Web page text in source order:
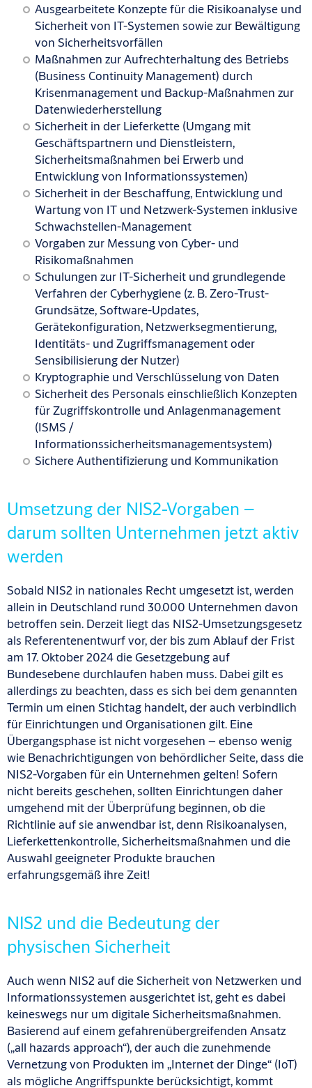
Ausgearbeitete Konzepte für die Risikoanalyse und
Sicherheit von IT-Systemen sowie zur Bewältigung
von Sicherheitsvorfällen
Maßnahmen zur Aufrechterhaltung des Betriebs
(Business Continuity Management) durch
Krisenmanagement und Backup-Maßnahmen zur
Datenwiederherstellung
Sicherheit in der Lieferkette (Umgang mit
Geschäftspartnern und Dienstleistern,
Sicherheitsmaßnahmen bei Erwerb und
Entwicklung von Informationssystemen)
Sicherheit in der Beschaffung, Entwicklung und
Wartung von IT und Netzwerk-Systemen inklusive
Schwachstellen-Management
Vorgaben zur Messung von Cyber- und
Risikomaßnahmen
Schulungen zur IT-Sicherheit und grundlegende
Verfahren der Cyberhygiene (z. B. Zero-Trust-
Grundsätze, Software-Updates,
Gerätekonfiguration, Netzwerksegmentierung,
Identitäts- und Zugriffsmanagement oder
Sensibilisierung der Nutzer)
Kryptographie und Verschlüsselung von Daten
Sicherheit des Personals einschließlich Konzepten
für Zugriffskontrolle und Anlagenmanagement
(ISMS /
Informationssicherheitsmanagementsystem)
Sichere Authentifizierung und Kommunikation
Umsetzung der NIS2-Vorgaben –
darum sollten Unternehmen jetzt aktiv
werden
Sobald NIS2 in nationales Recht umgesetzt ist, werden
allein in Deutschland rund 30.000 Unternehmen davon
betroffen sein. Derzeit liegt das NIS2-Umsetzungsgesetz
als Referentenentwurf vor, der bis zum Ablauf der Frist
am 17. Oktober 2024 die Gesetzgebung auf
Bundesebene durchlaufen haben muss. Dabei gilt es
allerdings zu beachten, dass es sich bei dem genannten
Termin um einen Stichtag handelt, der auch verbindlich
für Einrichtungen und Organisationen gilt. Eine
Übergangsphase ist nicht vorgesehen – ebenso wenig
wie Benachrichtigungen von behördlicher Seite, dass die
NIS2-Vorgaben für ein Unternehmen gelten! Sofern
nicht bereits geschehen, sollten Einrichtungen daher
umgehend mit der Überprüfung beginnen, ob die
Richtlinie auf sie anwendbar ist, denn Risikoanalysen,
Lieferkettenkontrolle, Sicherheitsmaßnahmen und die
Auswahl geeigneter Produkte brauchen
erfahrungsgemäß ihre Zeit!
NIS2 und die Bedeutung der
physischen Sicherheit
Auch wenn NIS2 auf die Sicherheit von Netzwerken und
Informationssystemen ausgerichtet ist, geht es dabei
keineswegs nur um digitale Sicherheitsmaßnahmen.
Basierend auf einem gefahrenüber­greifenden Ansatz
(„all hazards approach“), der auch die zunehmende
Vernetzung von Produkten im „Internet der Dinge“ (IoT)
als mögliche Angriffspunkte berücksichtigt, kommt